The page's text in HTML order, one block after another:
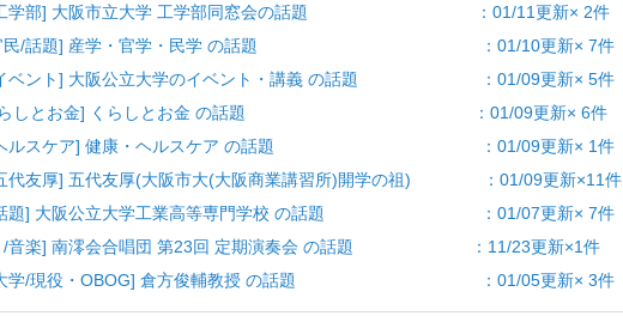
工学部] 大阪市立大学 工学部同窓会の話題 ：01/11更新× 2件
官民/話題] 産学・官学・民学 の話題 ：01/10更新× 7件
ベント] 大阪公立大学のイベント・講義 の話題 ：01/09更新× 5件
らしとお金] くらしとお金 の話題 ：01/09更新× 6件
/ヘルスケア] 健康・ヘルスケア の話題 ：01/09更新× 1件
代友厚] 五代友厚(大阪市大(大阪商業講習所)開学の祖) ：01/09更新×11件
話題] 大阪公立大学工業高等専門学校 の話題 ：01/07更新× 7件
/音楽] 南澪会合唱団 第23回 定期演奏会 の話題 ：11/23更新×1件
/大学/現役・OBOG] 倉方俊輔教授 の話題 ：01/05更新× 3件